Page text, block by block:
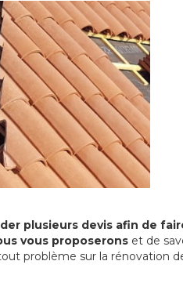
plusieurs devis afin de
vous proposerons et de
problème sur la rénovation